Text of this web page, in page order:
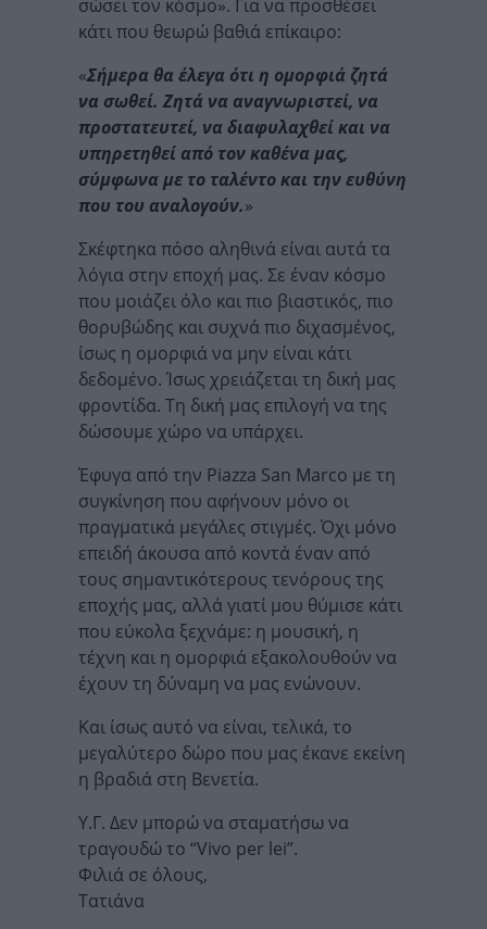
σώσει τον κόσμο». Για να προσθέσει
κάτι που θεωρώ βαθιά επίκαιρο:
«Σήμερα θα έλεγα ότι η ομορφιά ζητά
να σωθεί. Ζητά να αναγνωριστεί, να
προστατευτεί, να διαφυλαχθεί και να
υπηρετηθεί από τον καθένα μας,
σύμφωνα με το ταλέντο και την ευθύνη
που του αναλογούν.»
Σκέφτηκα πόσο αληθινά είναι αυτά τα
λόγια στην εποχή μας. Σε έναν κόσμο
που μοιάζει όλο και πιο βιαστικός, πιο
θορυβώδης και συχνά πιο διχασμένος,
ίσως η ομορφιά να μην είναι κάτι
δεδομένο. Ίσως χρειάζεται τη δική μας
φροντίδα. Τη δική μας επιλογή να της
δώσουμε χώρο να υπάρχει.
Έφυγα από την Piazza San Marco με τη
συγκίνηση που αφήνουν μόνο οι
πραγματικά μεγάλες στιγμές. Όχι μόνο
επειδή άκουσα από κοντά έναν από
τους σημαντικότερους τενόρους της
εποχής μας, αλλά γιατί μου θύμισε κάτι
που εύκολα ξεχνάμε: η μουσική, η
τέχνη και η ομορφιά εξακολουθούν να
έχουν τη δύναμη να μας ενώνουν.
Και ίσως αυτό να είναι, τελικά, το
μεγαλύτερο δώρο που μας έκανε εκείνη
η βραδιά στη Βενετία.
Υ.Γ. Δεν μπορώ να σταματήσω να
τραγουδώ το “Vivo per lei”.
Φιλιά σε όλους,
Τατιάνα